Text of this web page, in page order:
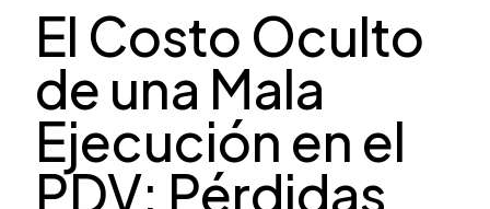
El Costo Oculto
de una Mala
Ejecución en el
PDV: Pérdidas